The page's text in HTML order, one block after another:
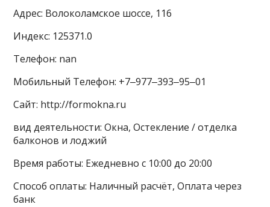
Адрес: Волоколамское шоссе, 116
Индекс: 125371.0
Телефон: nan
Мобильный Телефон: +7‒977‒393‒95‒01
Сайт: http://formokna.ru
вид деятельности: Окна, Остекление / отделка
балконов и лоджий
Время работы: Ежедневно с 10:00 до 20:00
Способ оплаты: Наличный расчёт, Оплата через
банк